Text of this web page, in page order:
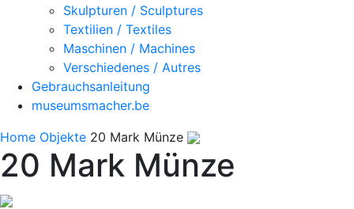
Skulpturen / Sculptures
Textilien / Textiles
Maschinen / Machines
Verschiedenes / Autres
Gebrauchsanleitung
museumsmacher.be
Home Objekte 20 Mark Münze
20 Mark Münze